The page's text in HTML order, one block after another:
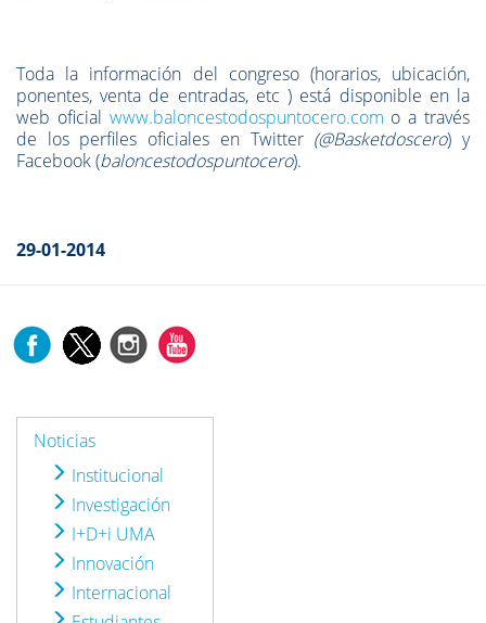
Toda la información del congreso (horarios, ubicación,
ponentes, venta de entradas, etc ) está disponible en la
web oficial www.baloncestodospuntocero.com o a través
de los perfiles oficiales en Twitter (@Basketdoscero) y
Facebook (baloncestodospuntocero).
29-01-2014
Noticias
Institucional
Investigación
I+D+i UMA
Innovación
Internacional